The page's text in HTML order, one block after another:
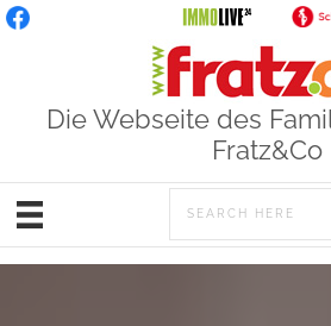
Die Webseite des
Fratz&Co